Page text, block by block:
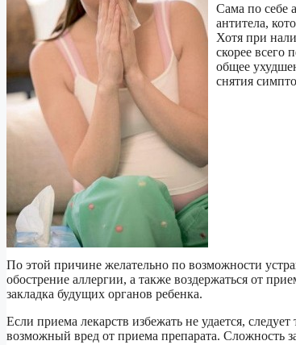
Сама по себе
антитела,
Хотя при
скорее всего
общее
снятия
По этой причине желательно по возможности
обострение аллергии, а также воздержаться от
закладка будущих органов ребенка.
Если приема лекарств избежать не удается,
возможный вред от приема препарата. Сложность